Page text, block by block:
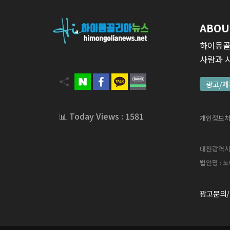
📊 Today Views : 1581
하이몽
사람과
광고/
개인정보
대전광역
법인명 :
광고문의